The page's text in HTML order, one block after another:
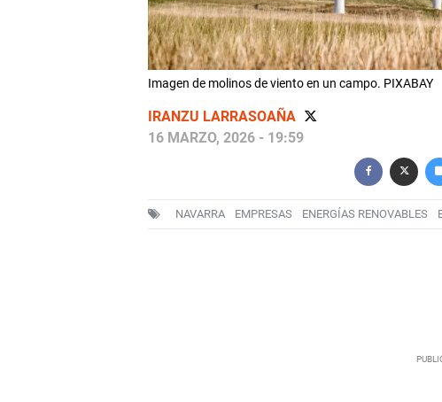
Imagen de molinos de viento en un campo. PIXABAY
IRANZU LARRASOAÑA
16 MARZO, 2026 - 19:59
NAVARRA EMPRESAS ENERGÍAS RENOVABLES